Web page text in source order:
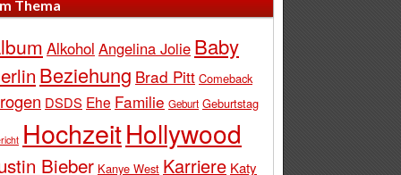
Thema
Alkohol Angelina Jolie Baby
Beziehung Brad Pitt Comeback
DSDS Ehe Familie Geburt Geburtstag
HochzeitHollywood
Bieber Kanye West Karriere Katy